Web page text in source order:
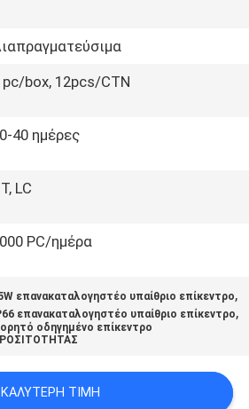
pc/box, 12pcs/CTN
40 ημέρες
LC
PC/ημέρα
επανακαταλογηστέο υπαίθριο επίκεντρο,
επανακαταλογηστέο υπαίθριο επίκεντρο,
οδηγημένο επίκεντρο
ΚΑΛΎΤΕΡΗ ΤΙΜΉ